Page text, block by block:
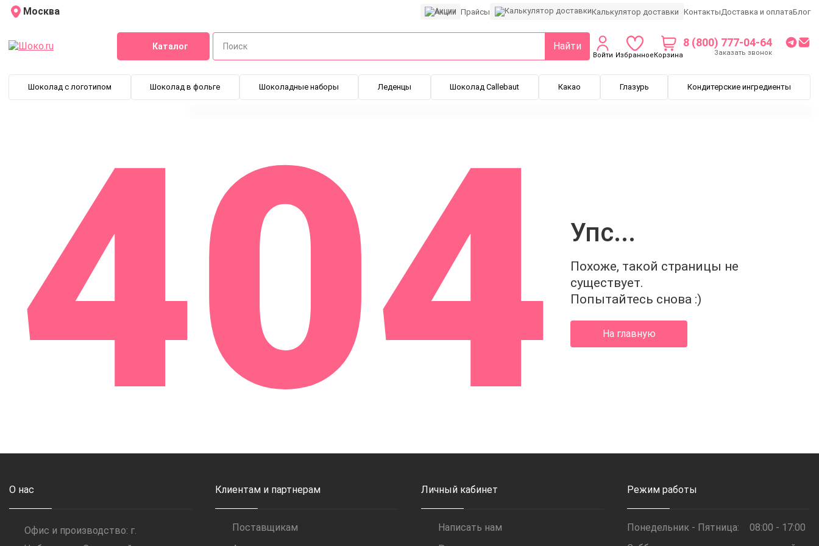
Москва Акции Прайсы Калькулятор доставки КонтактыДоставка и оплатаБлог
Каталог Найти
Войти ИзбранноеКорзина
8 (800) 777-04-64
Заказать звонок
Шоколад с логотипом Шоколад в фольге Шоколадные наборы Леденцы Шоколад Callebaut Какао Глазурь Кондитерские ингредиенты
404 Упс...
Похоже, такой страницы не
существует.
Попытайтесь снова :)
На главную
О нас
Офис и производство: г.
Клиентам и партнерам
Поставщикам
Личный кабинет
Написать нам
Режим работы
Понедельник - Пятница:
08:00 - 17:00